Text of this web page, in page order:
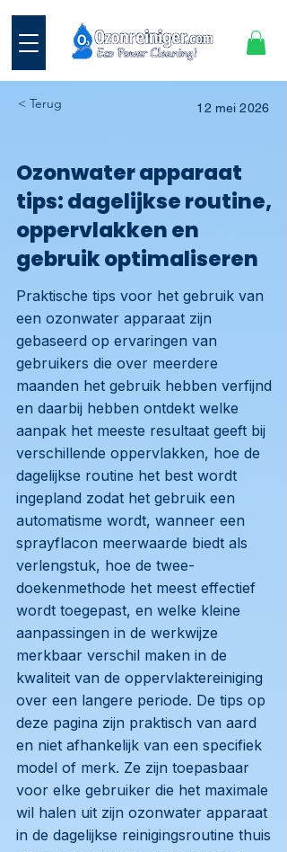
< Terug 12 mei 2026
Ozonwater apparaat
tips: dagelijkse routine,
oppervlakken en
gebruik optimaliseren
Praktische tips voor het gebruik van
een ozonwater apparaat zijn
gebaseerd op ervaringen van
gebruikers die over meerdere
maanden het gebruik hebben verfijnd
en daarbij hebben ontdekt welke
aanpak het meeste resultaat geeft bij
verschillende oppervlakken, hoe de
dagelijkse routine het best wordt
ingepland zodat het gebruik een
automatisme wordt, wanneer een
sprayflacon meerwaarde biedt als
verlengstuk, hoe de twee-
doekenmethode het meest effectief
wordt toegepast, en welke kleine
aanpassingen in de werkwijze
merkbaar verschil maken in de
kwaliteit van de oppervlaktereiniging
over een langere periode. De tips op
deze pagina zijn praktisch van aard
en niet afhankelijk van een specifiek
model of merk. Ze zijn toepasbaar
voor elke gebruiker die het maximale
wil halen uit zijn ozonwater apparaat
in de dagelijkse reinigingsroutine thuis